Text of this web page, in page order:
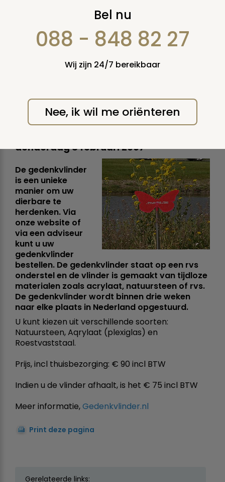
De gedenkvlinder:
tijdelijk
grafmonument, voor
bermmonument of
strooiveld
donderdag 8 februari 2007
De gedenkvlinder
is een unieke
manier om uw
dierbare te
herdenken. Via
onze website of
via een adviseur
kunt u uw
gedenkvlinder
bestellen. De gedenkvlinder staat op een rvs
onderstel en de vlinder is gemaakt van tijdloze
materialen zoals acrylaat, natuursteen of rvs.
De gedenkvlinder wordt binnen drie weken
naar elke plaats in Nederland opgestuurd.
U kunt kiezen uit verschillende soorten:
Natuursteen, Aqrylaat (plexiglas) en
Roestvaststaal.
Prijs, incl thuisbezorging: € 90 incl BTW
Indien u de vlinder afhaalt, is het € 75 incl BTW
Meer informatie,Gedenkvlinder.nl
Print deze pagina
Gerelateerde links:
Bel nu
088 - 848 82 27
Wij zijn 24/7 bereikbaar
Nee, ik wil me oriënteren